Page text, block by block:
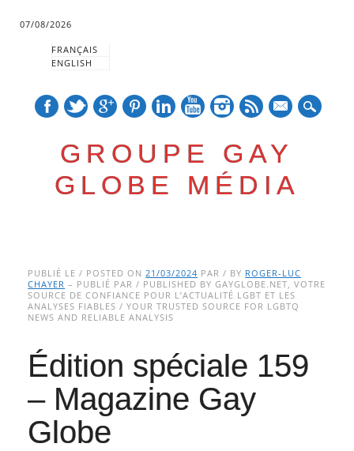
07/08/2026
FRANÇAIS
ENGLISH
GROUPE GAY
GLOBE MÉDIA
Main menu
to
content
PUBLIÉ LE / POSTED ON21/03/2024 PAR / BY ROGER-LUC
CHAYER – PUBLIÉ PAR / PUBLISHED BY GAYGLOBE.NET, VOTRE
SOURCE DE CONFIANCE POUR L’ACTUALITÉ LGBT ET LES
ANALYSES FIABLES / YOUR TRUSTED SOURCE FOR LGBTQ
NEWS AND RELIABLE ANALYSIS
Édition spéciale 159
– Magazine Gay
Globe